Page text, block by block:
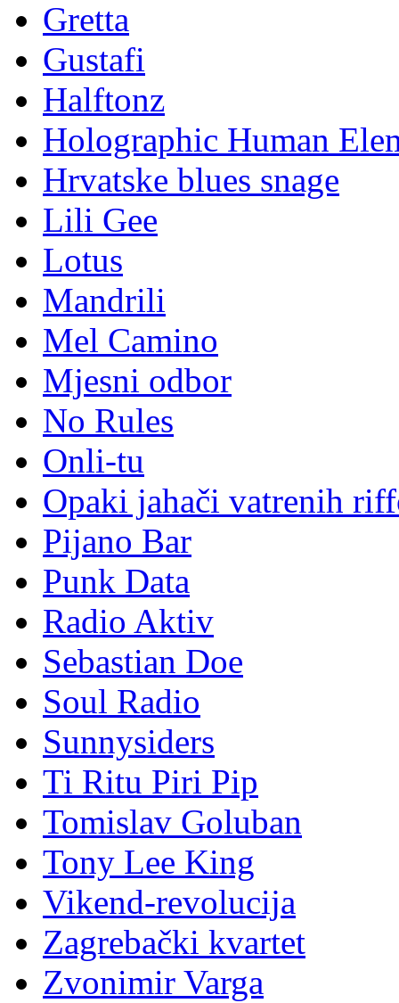
Gretta
Gustafi
Halftonz
Holographic Human
Hrvatske blues snage
Lili Gee
Lotus
Mandrili
Mel Camino
Mjesni odbor
No Rules
Onli-tu
Opaki jahači vatrenih
Pijano Bar
Punk Data
Radio Aktiv
Sebastian Doe
Soul Radio
Sunnysiders
Ti Ritu Piri Pip
Tomislav Goluban
Tony Lee King
Vikend-revolucija
Zagrebački kvartet
Zvonimir Varga